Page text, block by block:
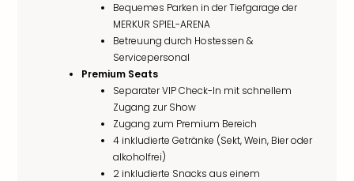
Bequemes Parken in der Tiefgarage der
MERKUR SPIEL-ARENA
Betreuung durch Hostessen &
Servicepersonal
Premium Seats
Separater VIP Check-In mit schnellem
Zugang zur Show
Zugang zum Premium Bereich
4 inkludierte Getränke (Sekt, Wein, Bier oder
alkoholfrei)
2 inkludierte Snacks aus einem